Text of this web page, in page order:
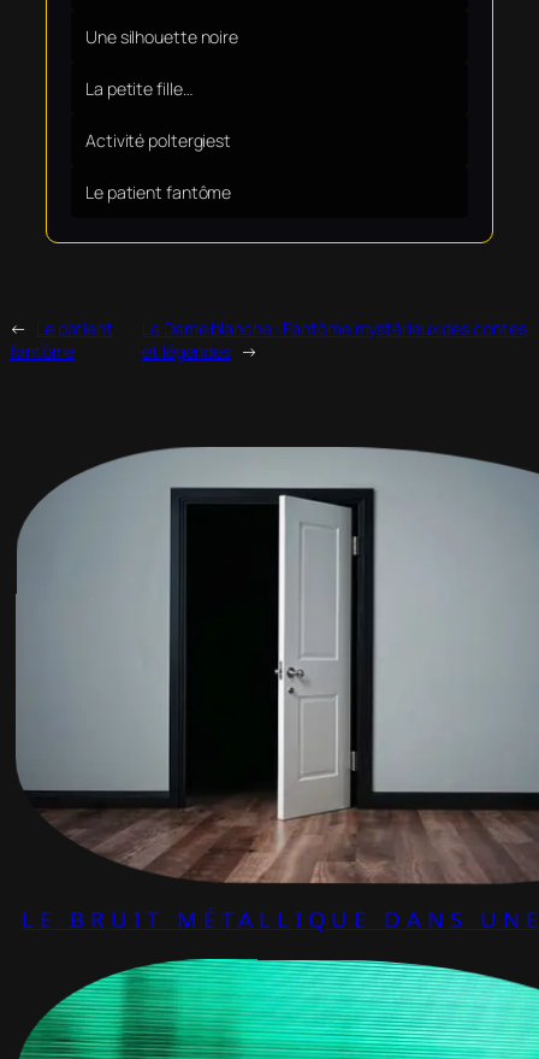
Une silhouette noire
La petite fille…
Activité poltergiest
Le patient fantôme
← Le patient
fantôme
La Dame blanche : Fantôme mystérieux des contes
et légendes →
LE BRUIT MÉTALLIQUE DANS